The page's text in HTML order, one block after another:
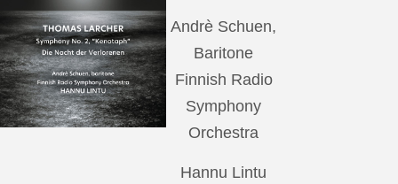
Andrè Schuen,
Baritone
Finnish Radio
Symphony
Orchestra
Hannu Lintu